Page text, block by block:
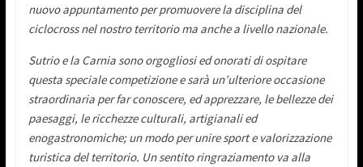
nuovo appuntamento per promuovere la disciplina del
ciclocross nel nostro territorio ma anche a livello nazionale.
Sutrio e la Carnia sono orgogliosi ed onorati di ospitare
questa speciale competizione e sarà un’ulteriore occasione
straordinaria per far conoscere, ed apprezzare, le bellezze dei
paesaggi, le ricchezze culturali, artigianali ed
enogastronomiche; un modo per unire sport e valorizzazione
turistica del territorio. Un sentito ringraziamento va alla